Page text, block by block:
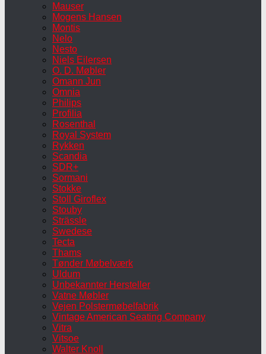
Mauser
Mogens Hansen
Montis
Nelo
Nesto
Niels Eilersen
O. D. Møbler
Omann Jun
Omnia
Philips
Profilia
Rosenthal
Royal System
Rykken
Scandia
SDR+
Sormani
Stokke
Stoll Giroflex
Stouby
Strässle
Swedese
Tecta
Thams
Tønder Møbelværk
Uldum
Unbekannter Hersteller
Vatne Møbler
Vejen Polstermøbelfabrik
Vintage American Seating Company
Vitra
Vitsoe
Walter Knoll